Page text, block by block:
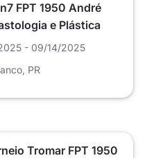
FPT 1950 André
e Plástica
- 09/14/2025
, PR
Tromar FPT 1950